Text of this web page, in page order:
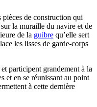
pièces de construction qui
sur la muraille du navire et de
de la guibre qu’elle sert
les lisses de garde-corps
participent grandement à la
et en se réunissant au point
à cette dernière